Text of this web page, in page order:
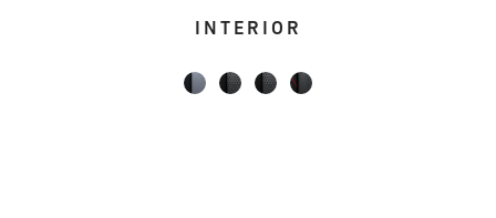
INTERIOR